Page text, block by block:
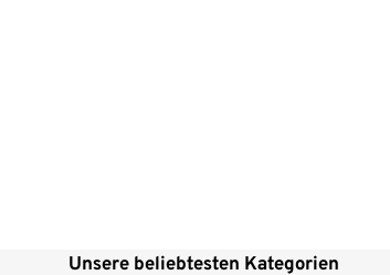
Unsere beliebtesten Kategorien